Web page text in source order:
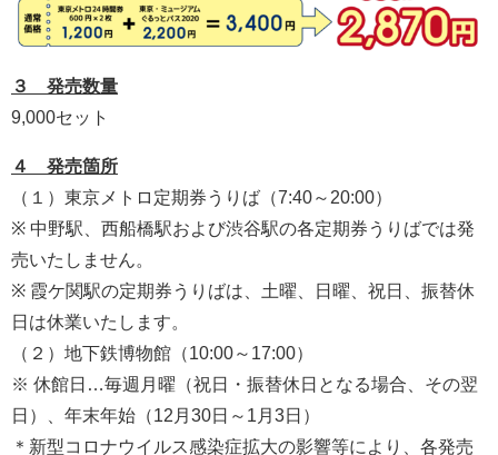
３ 発売数量
9,000セット
４ 発売箇所
（１）東京メトロ定期券うりば（7:40～20:00）
※ 中野駅、西船橋駅および渋谷駅の各定期券うりばでは発
売いたしません。
※ 霞ケ関駅の定期券うりばは、土曜、日曜、祝日、振替休
日は休業いたします。
（２）地下鉄博物館（10:00～17:00）
※ 休館日…毎週月曜（祝日・振替休日となる場合、その翌
日）、年末年始（12月30日～1月3日）
＊新型コロナウイルス感染症拡大の影響等により、各発売